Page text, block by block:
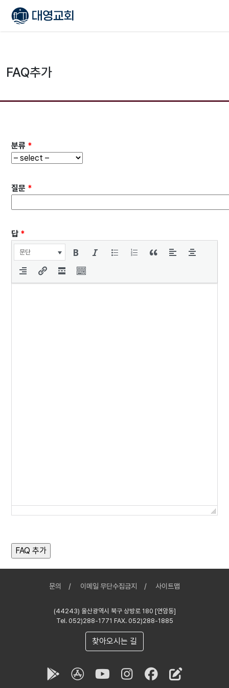
FAQ추가
분류 *
질문 *
답 *
문단
문의 이메일 무단수집금지 사이트맵
(44243) 울산광역시 북구 상방로 180 [연암동]
Tel. 052)288-1771 FAX. 052)288-1885
찾아오시는 길